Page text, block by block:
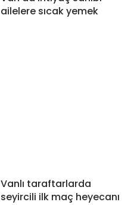
ailelere sıcak yemek
Vanlı taraftarlarda
seyircili ilk maç heyecanı